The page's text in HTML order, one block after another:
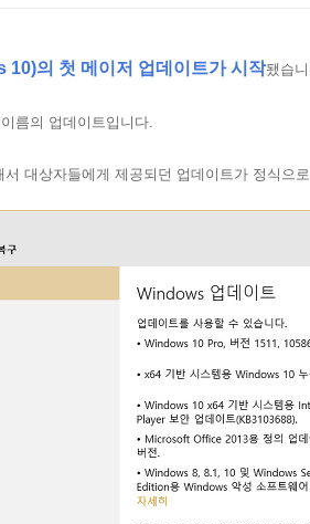
10)의 첫 메이저 업데이트가 시작됐습
름의 업데이트입니다.
대상자들에게 제공되던 업데이트가 정식으